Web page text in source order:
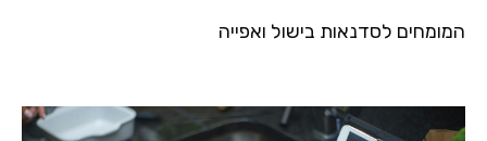
המומחים לסדנאות בישול ואפייה